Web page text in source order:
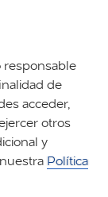
responsable
de
acceder,
otros
y
Política